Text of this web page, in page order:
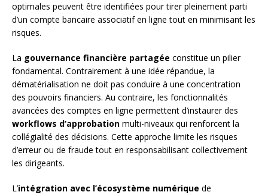
optimales peuvent être identifiées pour tirer pleinement parti
d’un compte bancaire associatif en ligne tout en minimisant les
risques.
La gouvernance financière partagée constitue un pilier
fondamental. Contrairement à une idée répandue, la
dématérialisation ne doit pas conduire à une concentration
des pouvoirs financiers. Au contraire, les fonctionnalités
avancées des comptes en ligne permettent d’instaurer des
workflows d’approbation multi-niveaux qui renforcent la
collégialité des décisions. Cette approche limite les risques
d’erreur ou de fraude tout en responsabilisant collectivement
les dirigeants.
L’intégration avec l’écosystème numérique de